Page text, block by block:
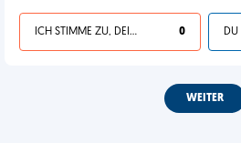
ICH STIMME ZU, DEIN LEBEN IST SCHEISSE 0
WEITER